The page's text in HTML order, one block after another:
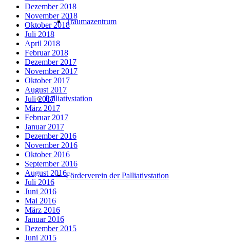
Traumazentrum
Palliativstation
Förderverein der Palliativstation
Dezember 2018
November 2018
Oktober 2018
Juli 2018
April 2018
Februar 2018
Dezember 2017
November 2017
Oktober 2017
August 2017
Juli 2017
März 2017
Februar 2017
Januar 2017
Dezember 2016
November 2016
Oktober 2016
September 2016
August 2016
Juli 2016
Juni 2016
Mai 2016
März 2016
Januar 2016
Dezember 2015
Juni 2015